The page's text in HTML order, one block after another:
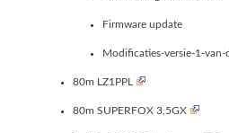
Firmware update
Modificaties-versie-1-van-
80m LZ1PPL
80m SUPERFOX 3,5GX